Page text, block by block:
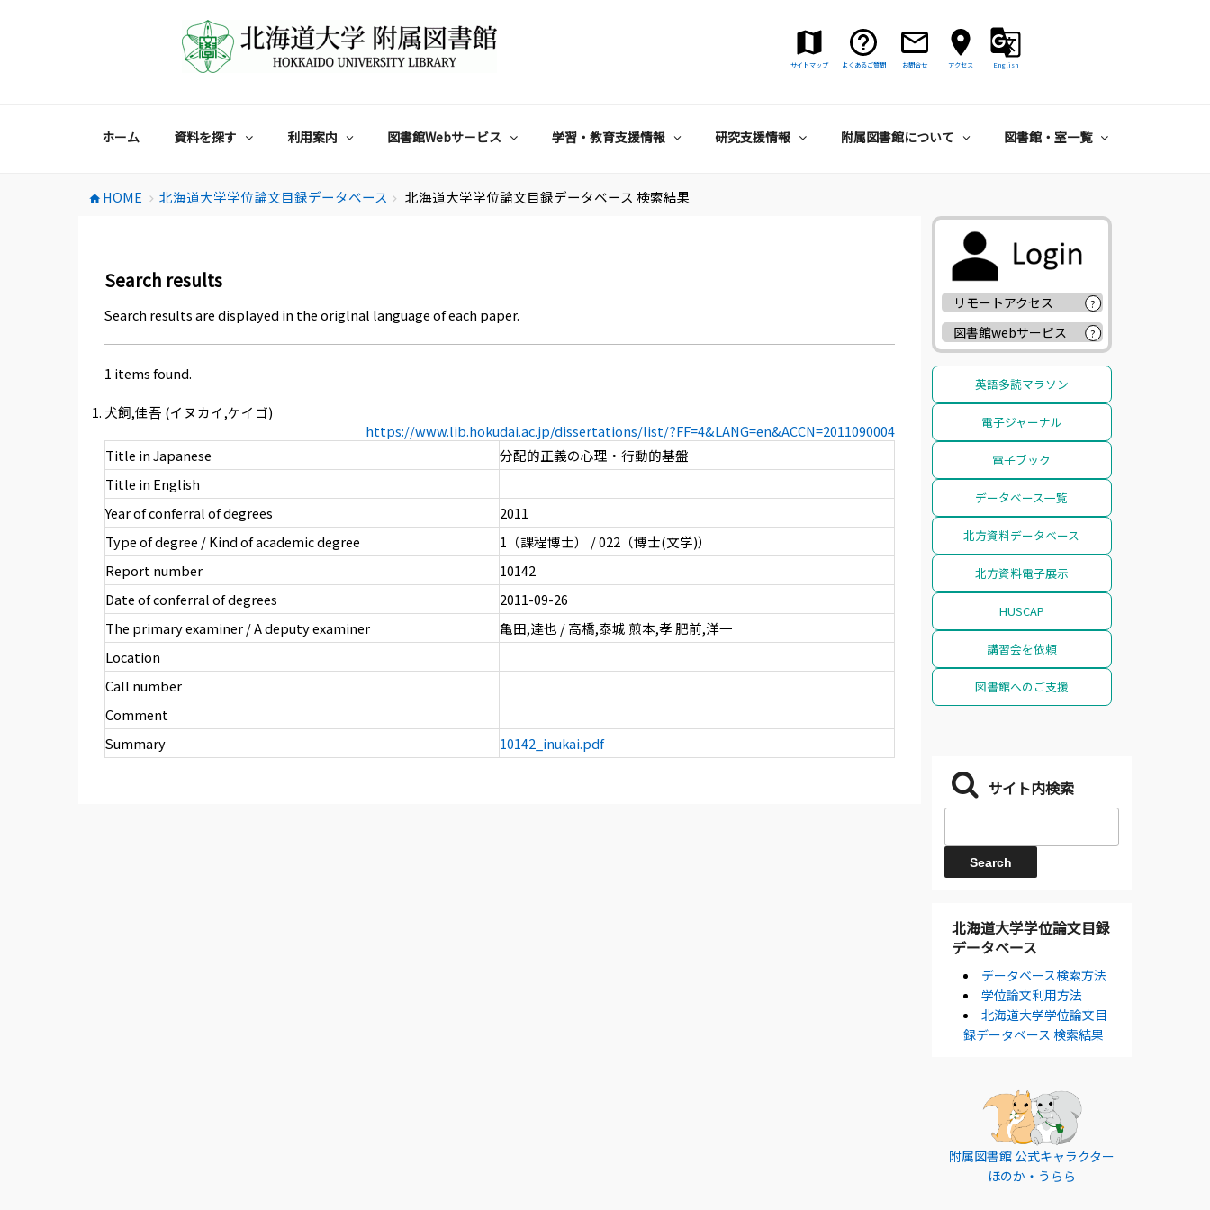
サイトマップ よくあるご質問 お問合せ アクセス English
ホーム 資料を探す 利用案内 図書館Webサービス 学習・教育支援情報 研究支援情報 附属図書館について 図書館・室一覧
home HOME chevron_right 北海道大学学位論文目録データベース chevron_right 北海道大学学位論文目録データベース 検索結果
Search results
Search results are displayed in the origlnal language of each paper.
1 items found.
犬飼,佳吾 (イヌカイ,ケイゴ)
https://www.lib.hokudai.ac.jp/dissertations/list/?FF=4&LANG=en&ACCN=2011090004
Title in Japanese
分配的正義の心理・行動的基盤
Title in English
Year of conferral of degrees
2011
Type of degree / Kind of academic degree
1（課程博士） / 022（博士(文学)）
Report number
10142
Date of conferral of degrees
2011-09-26
The primary examiner / A deputy examiner
亀田,達也 / 高橋,泰城 煎本,孝 肥前,洋一
Location
Call number
Comment
Summary
10142_inukai.pdf
リモートアクセス ?
図書館webサービス ?
英語多読マラソン
電子ジャーナル
電子ブック
データベース一覧
北方資料データベース
北方資料電子展示
HUSCAP
講習会を依頼
図書館へのご支援
サイト内検索
北海道大学学位論文目録
データベース
データベース検索方法
学位論文利用方法
北海道大学学位論文目
録データベース 検索結果
附属図書館 公式キャラクター
ほのか・うらら